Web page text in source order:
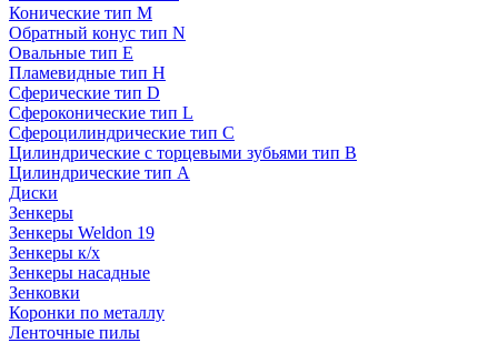
Конические тип M
Обратный конус тип N
Овальные тип E
Пламевидные тип H
Сферические тип D
Сфероконические тип L
Сфероцилиндрические тип C
Цилиндрические с торцевыми зубьями тип B
Цилиндрические тип А
Диски
Зенкеры
Зенкеры Weldon 19
Зенкеры к/х
Зенкеры насадные
Зенковки
Коронки по металлу
Ленточные пилы